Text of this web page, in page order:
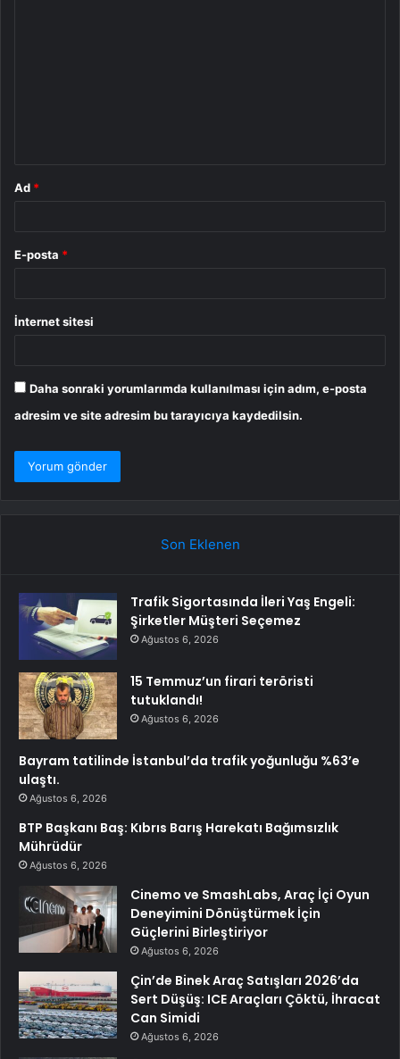
Ad *
E-posta *
İnternet sitesi
Daha sonraki yorumlarımda kullanılması için adım, e-posta
adresim ve site adresim bu tarayıcıya kaydedilsin.
Son Eklenen
Trafik Sigortasında İleri Yaş Engeli:
Şirketler Müşteri Seçemez
Ağustos 6, 2026
15 Temmuz’un firari teröristi
tutuklandı!
Ağustos 6, 2026
Bayram tatilinde İstanbul’da trafik yoğunluğu %63’e
ulaştı.
Ağustos 6, 2026
BTP Başkanı Baş: Kıbrıs Barış Harekatı Bağımsızlık
Mührüdür
Ağustos 6, 2026
Cinemo ve SmashLabs, Araç İçi Oyun
Deneyimini Dönüştürmek İçin
Güçlerini Birleştiriyor
Ağustos 6, 2026
Çin’de Binek Araç Satışları 2026’da
Sert Düşüş: ICE Araçları Çöktü, İhracat
Can Simidi
Ağustos 6, 2026